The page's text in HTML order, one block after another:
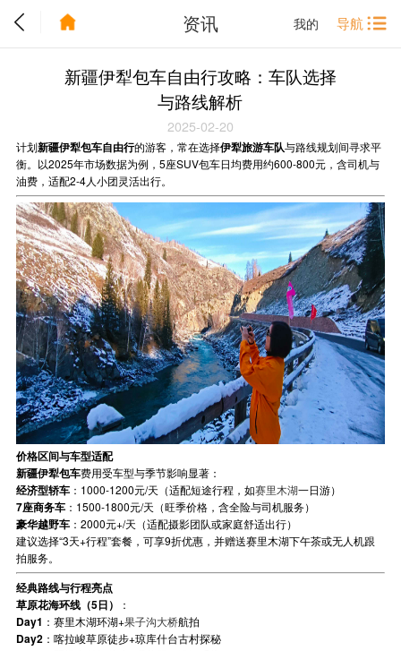
我的 导航
资讯
新疆伊犁包车自由行攻略：车队选择
与路线解析
2025-02-20
计划新疆伊犁包车自由行的游客，常在选择伊犁旅游车队与路线规划间寻求平
衡。以2025年市场数据为例，5座SUV包车日均费用约600-800元，含司机与
油费，适配2-4人小团灵活出行。
价格区间与车型适配
新疆伊犁包车费用受车型与季节影响显著：
经济型轿车：1000-1200元/天（适配短途行程，如赛里木湖一日游）
7座商务车：1500-1800元/天（旺季价格，含全险与司机服务）
豪华越野车：2000元+/天（适配摄影团队或家庭舒适出行）
建议选择“3天+行程”套餐，可享9折优惠，并赠送赛里木湖下午茶或无人机跟
拍服务。
经典路线与行程亮点
草原花海环线（5日）
：
Day1 ：赛里木湖环湖+果子沟大桥航拍
Day2：喀拉峻草原徒步+琼库什台古村探秘